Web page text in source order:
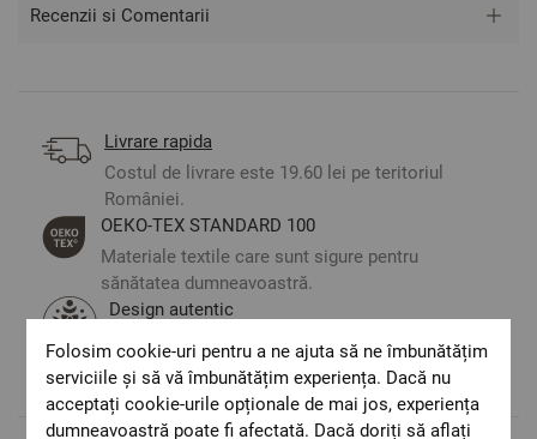
Recenzii si Comentarii
Livrare rapida
Costul de livrare este 19.60 lei pe teritoriul
României.
ОЕКО-ТЕX STANDARD 100
Materiale textile care sunt sigure pentru
sănătatea dumneavoastră.
Design autentic
Culori și imprimeuri pentru orice stil și
preferință.
Folosim cookie-uri pentru a ne ajuta să ne îmbunătățim
serviciile și să vă îmbunătățim experiența. Dacă nu
acceptați cookie-urile opționale de mai jos, experiența
dumneavoastră poate fi afectată. Dacă doriți să aflați